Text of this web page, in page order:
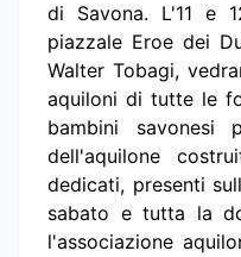
di Savona. L'11 e
piazzale Eroe dei
Walter Tobagi,
aquiloni di tutte le
bambini savonesi
dell'aquilone
dedicati, presenti
sabato e tutta la
l'associazione